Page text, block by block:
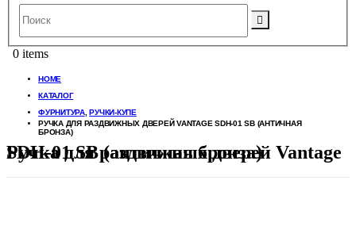
0 items
HOME
КАТАЛОГ
ФУРНИТУРА,РУЧКИ-КУПЕ
РУЧКА ДЛЯ РАЗДВИЖНЫХ ДВЕРЕЙ VANTAGE SDH-01 SB (АНТИЧНАЯ
БРОНЗА)
Ручка для раздвижных дверей Vantage SDH-01 SB (античная бронза)